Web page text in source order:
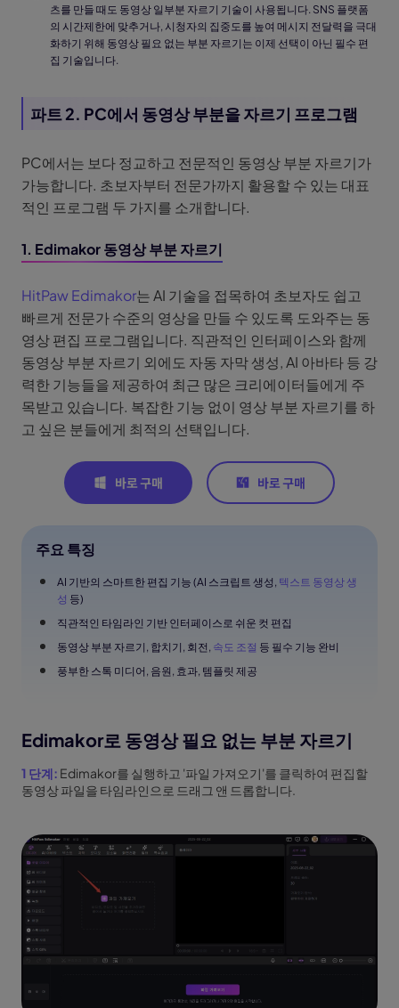
츠를 만들 때도 동영상 일부분 자르기 기술이 사용됩니다. SNS 플랫폼
의 시간제한에 맞추거나, 시청자의 집중도를 높여 메시지 전달력을 극대
화하기 위해 동영상 필요 없는 부분 자르기는 이제 선택이 아닌 필수 편
집 기술입니다.
파트 2. PC에서 동영상 부분을 자르기 프로그램
PC에서는 보다 정교하고 전문적인 동영상 부분 자르기가
가능합니다. 초보자부터 전문가까지 활용할 수 있는 대표
적인 프로그램 두 가지를 소개합니다.
1. Edimakor 동영상 부분 자르기
HitPaw Edimakor는 AI 기술을 접목하여 초보자도 쉽고
빠르게 전문가 수준의 영상을 만들 수 있도록 도와주는 동
영상 편집 프로그램입니다. 직관적인 인터페이스와 함께
동영상 부분 자르기 외에도 자동 자막 생성, AI 아바타 등 강
력한 기능들을 제공하여 최근 많은 크리에이터들에게 주
목받고 있습니다. 복잡한 기능 없이 영상 부분 자르기를 하
고 싶은 분들에게 최적의 선택입니다.
주요 특징
AI 기반의 스마트한 편집 기능 (AI 스크립트 생성, 텍스트 동영상 생
성 등)
직관적인 타임라인 기반 인터페이스로 쉬운 컷 편집
동영상 부분 자르기, 합치기, 회전, 속도 조절 등 필수 기능 완비
풍부한 스톡 미디어, 음원, 효과, 템플릿 제공
Edimakor로 동영상 필요 없는 부분 자르기
1 단계: Edimakor를 실행하고 '파일 가져오기'를 클릭하여 편집할
동영상 파일을 타임라인으로 드래그 앤 드롭합니다.